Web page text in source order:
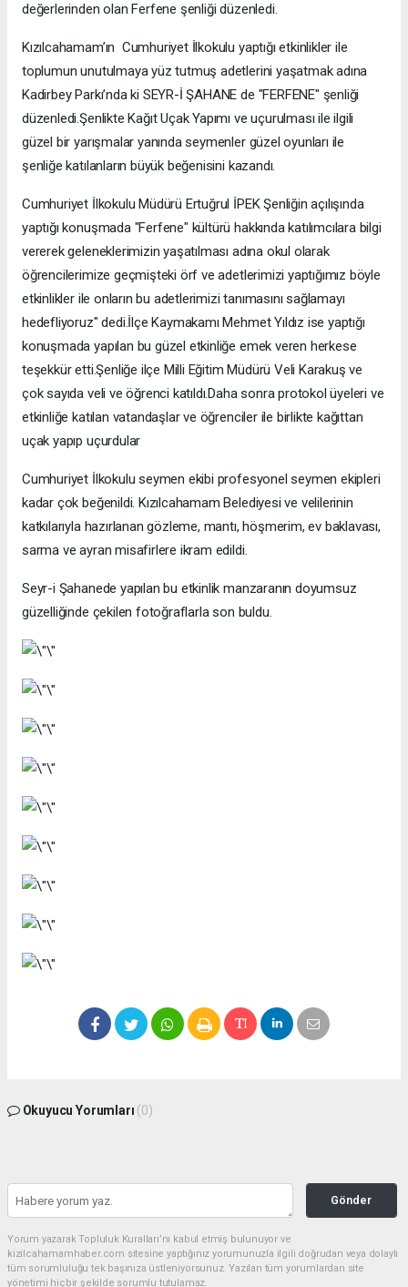
değerlerinden olan Ferfene şenliği düzenledi.
Kızılcahamam’ın Cumhuriyet İlkokulu yaptığı etkinlikler ile
toplumun unutulmaya yüz tutmuş adetlerini yaşatmak adına
Kadirbey Parkı’nda ki SEYR-İ ŞAHANE de "FERFENE" şenliği
düzenledi.Şenlikte Kağıt Uçak Yapımı ve uçurulması ile ilgili
güzel bir yarışmalar yanında seymenler güzel oyunları ile
şenliğe katılanların büyük beğenisini kazandı.
Cumhuriyet İlkokulu Müdürü Ertuğrul İPEK Şenliğin açılışında
yaptığı konuşmada "Ferfene" kültürü hakkında katılımcılara bilgi
vererek geleneklerimizin yaşatılması adına okul olarak
öğrencilerimize geçmişteki örf ve adetlerimizi yaptığımız böyle
etkinlikler ile onların bu adetlerimizi tanımasını sağlamayı
hedefliyoruz" dedi.İlçe Kaymakamı Mehmet Yıldız ise yaptığı
konuşmada yapılan bu güzel etkinliğe emek veren herkese
teşekkür etti.Şenliğe ilçe Milli Eğitim Müdürü Veli Karakuş ve
çok sayıda veli ve öğrenci katıldı.Daha sonra protokol üyeleri ve
etkinliğe katılan vatandaşlar ve öğrenciler ile birlikte kağıttan
uçak yapıp uçurdular
Cumhuriyet İlkokulu seymen ekibi profesyonel seymen ekipleri
kadar çok beğenildi. Kızılcahamam Belediyesi ve velilerinin
katkılarıyla hazırlanan gözleme, mantı, höşmerim, ev baklavası,
sarma ve ayran misafirlere ikram edildi.
Seyr-i Şahanede yapılan bu etkinlik manzaranın doyumsuz
güzelliğinde çekilen fotoğraflarla son buldu.
Okuyucu Yorumları (0)
Gönder
Yorum yazarak Topluluk Kuralları’nı kabul etmiş bulunuyor ve
kizilcahamamhaber.com sitesine yaptığınız yorumunuzla ilgili doğrudan veya dolaylı
tüm sorumluluğu tek başınıza üstleniyorsunuz. Yazılan tüm yorumlardan site
yönetimi hiçbir şekilde sorumlu tutulamaz.